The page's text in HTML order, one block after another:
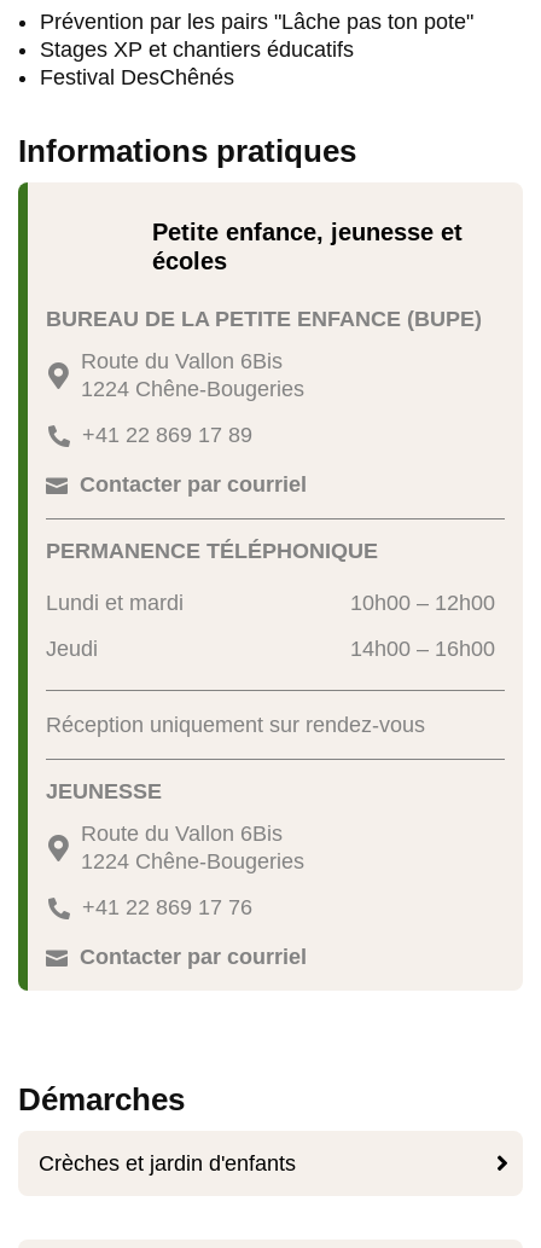
Prévention par les pairs "Lâche pas ton pote"
Stages XP et chantiers éducatifs
Festival DesChênés
Informations pratiques
Petite enfance, jeunesse et
écoles
BUREAU DE LA PETITE ENFANCE (BUPE)

Route du Vallon 6Bis
1224 Chêne-Bougeries
 +41 22 869 17 89
 Contacter par courriel
PERMANENCE TÉLÉPHONIQUE
Lundi et mardi
10h00 – 12h00
Jeudi
14h00 – 16h00
Réception uniquement sur rendez-vous
JEUNESSE

Route du Vallon 6Bis
1224 Chêne-Bougeries
 +41 22 869 17 76
 Contacter par courriel
Démarches

Crèches et jardin d'enfants